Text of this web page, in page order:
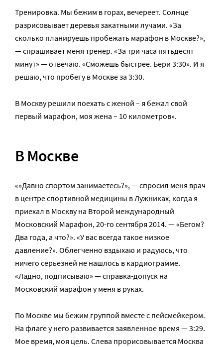
Тренировка. Мы бежим в горах, вечереет. Солнце
разрисовывает деревья закатными лучами. «За
сколько планируешь пробежать марафон в Москве?»,
— спрашивает меня тренер. «За три часа пятьдесят
минут» — отвечаю. «Сможешь быстрее. Бери 3:30». И я
решаю, что пробегу в Москве за 3:30.
В Москву решили поехать с женой – я бежал свой
первый марафон, моя жена – 10 километров».
В Москве
«»Давно спортом занимаетесь?», — спросил меня врач
в центре спортивной медицины в Лужниках, когда я
приехал в Москву на Второй международный
Московский Марафон, 20-го сентября 2014. — «Бегом?
Два года, а что?». «У вас всегда такое низкое
давление?». Облегченно вздыхаю и радуюсь, что
ничего серьезней не нашлось в кардиограмме.
«Ладно, подписываю» — справка-допуск на
Московский марафон у меня в руках.
По Москве мы бежим группой вместе с пейсмейкером.
На флаге у него развивается заявленное время — 3:29.
Мое время, моя цель. Слева прорисовывается Москва